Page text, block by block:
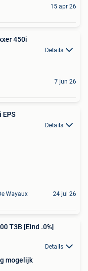
15 apr 26
450i
Details
7 jun 26
EPS
Details
Wayaux 24 jul 26
T3B [Eind .0%]
Details
mogelijk